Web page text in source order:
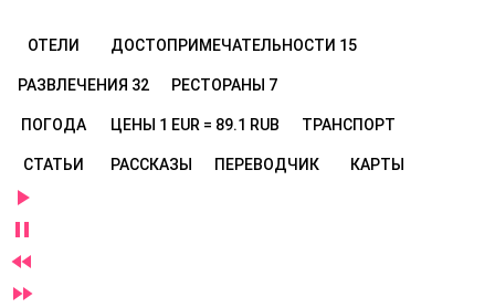
ОТЕЛИ ДОСТОПРИМЕЧАТЕЛЬНОСТИ 15
РАЗВЛЕЧЕНИЯ 32 РЕСТОРАНЫ 7
ПОГОДА ЦЕНЫ 1 EUR = 89.1 RUB ТРАНСПОРТ
СТАТЬИ РАССКАЗЫ ПЕРЕВОДЧИК КАРТЫ



